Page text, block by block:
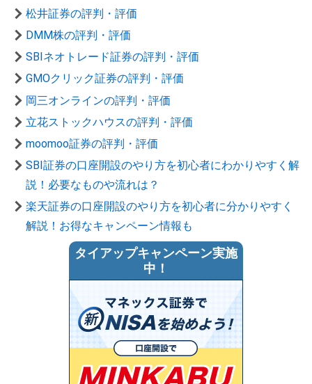
松井証券の評判・評価
DMM株の評判・評価
SBIネオトレード証券の評判・評価
GMOクリック証券の評判・評価
岡三オンラインの評判・評価
立花ストックハウスの評判・評価
moomoo証券の評判・評価
SBI証券の口座開設のやり方を初心者にわかりやすく解
説！必要なものや流れは？
楽天証券の口座開設のやり方を初心者に分かりやすく
解説！お得なキャンペーン情報も
タイアップキャンペーン実施
中！